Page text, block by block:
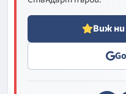
Виж ни